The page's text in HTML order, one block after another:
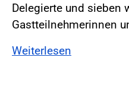
Delegierte und sieben
Gastteilnehmerinnen
Weiterlesen